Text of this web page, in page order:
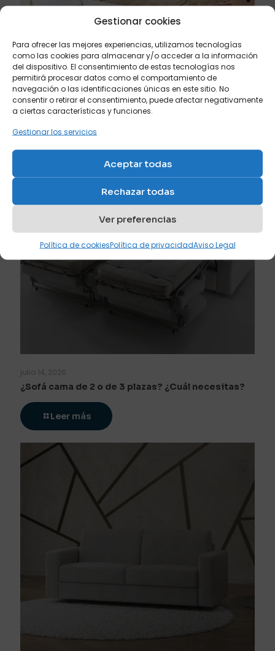
Gestionar cookies
Para ofrecer las mejores experiencias, utilizamos tecnologías
como las cookies para almacenar y/o acceder a la información
del dispositivo. El consentimiento de estas tecnologías nos
permitirá procesar datos como el comportamiento de
navegación o las identificaciones únicas en este sitio. No
consentir o retirar el consentimiento, puede afectar negativamente
a ciertas características y funciones.
Gestionar los servicios
Aceptar todas
Rechazar todas
Ver preferencias
Política de cookiesPolítica de privacidadAviso Legal
Los mejores colores para comprar un sofá cama si
buscas amplitud visual
Leer más
julio 14, 2026
¿Sofá cama de 2 o de 3 plazas? ¿Cuál necesitas?
Leer más